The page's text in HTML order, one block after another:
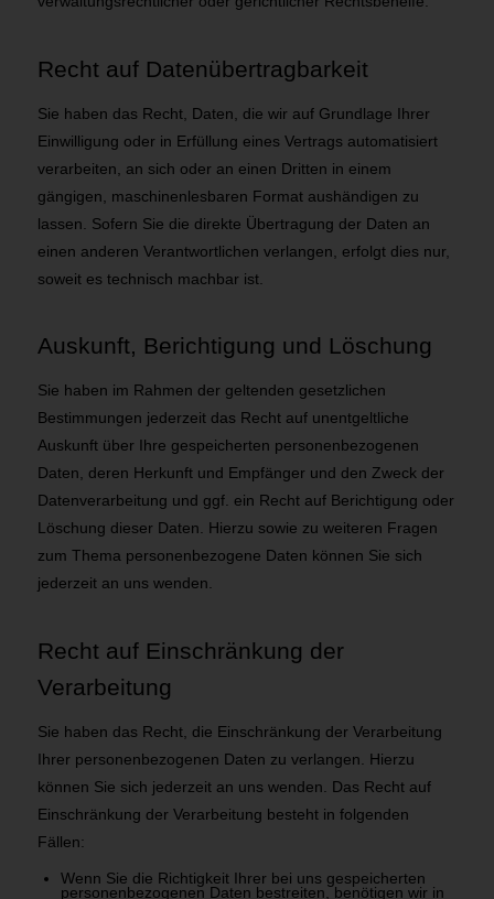
Recht auf Daten­übertrag­barkeit
Sie haben das Recht, Daten, die wir auf Grundlage Ihrer
Einwilligung oder in Erfüllung eines Vertrags automatisiert
verarbeiten, an sich oder an einen Dritten in einem
gängigen, maschinenlesbaren Format aushändigen zu
lassen. Sofern Sie die direkte Übertragung der Daten an
einen anderen Verantwortlichen verlangen, erfolgt dies nur,
soweit es technisch machbar ist.
Auskunft, Berichtigung und Löschung
Sie haben im Rahmen der geltenden gesetzlichen
Bestimmungen jederzeit das Recht auf unentgeltliche
Auskunft über Ihre gespeicherten personenbezogenen
Daten, deren Herkunft und Empfänger und den Zweck der
Datenverarbeitung und ggf. ein Recht auf Berichtigung oder
Löschung dieser Daten. Hierzu sowie zu weiteren Fragen
zum Thema personenbezogene Daten können Sie sich
jederzeit an uns wenden.
Recht auf Einschränkung der
Verarbeitung
Sie haben das Recht, die Einschränkung der Verarbeitung
Ihrer personenbezogenen Daten zu verlangen. Hierzu
können Sie sich jederzeit an uns wenden. Das Recht auf
Einschränkung der Verarbeitung besteht in folgenden
Fällen:
Wenn Sie die Richtigkeit Ihrer bei uns gespeicherten
personenbezogenen Daten bestreiten, benötigen wir in